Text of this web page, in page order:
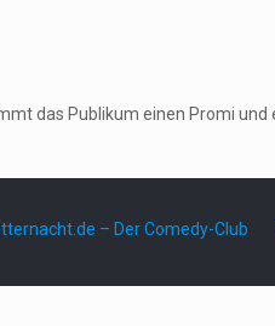
das Publikum einen Promi
– Der Comedy-Club